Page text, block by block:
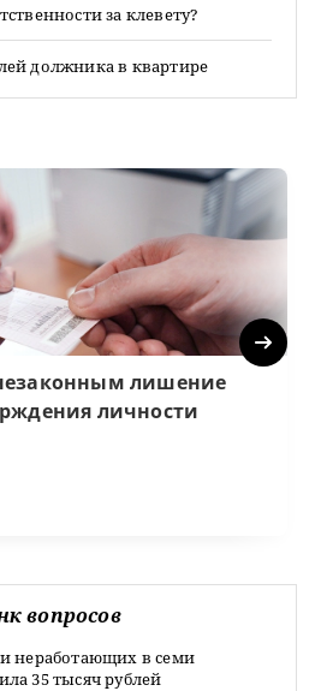
за клевету?
должника в квартире
лишение
личности
Next
вопросов
неработающих в семи
35 тысяч рублей